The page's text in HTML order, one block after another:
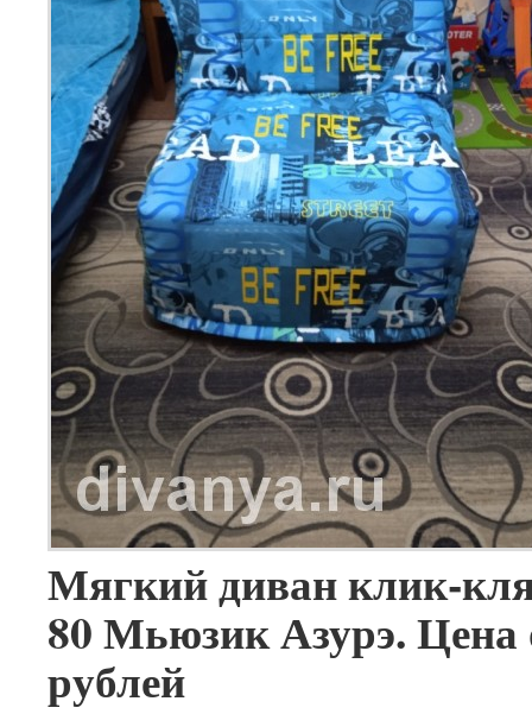
Мягкий диван клик-
80 Мьюзик Азурэ. Цена
рублей